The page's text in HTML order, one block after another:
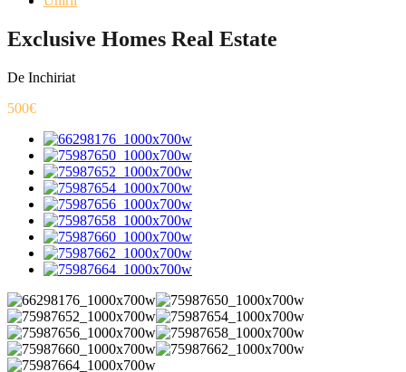
Exclusive Homes Real Estate
De Inchiriat
500€